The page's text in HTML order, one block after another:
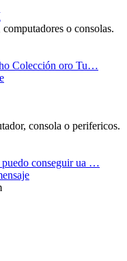
o consolas.
Colección oro Tu…
consola o perifericos.
conseguir ua …